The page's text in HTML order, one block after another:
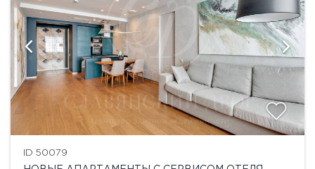
ID 50079